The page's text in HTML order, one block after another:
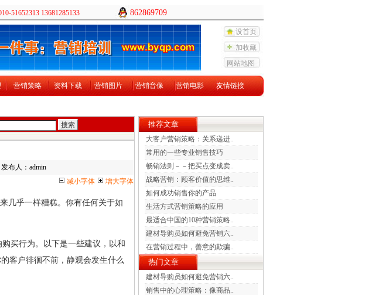
51652313 13681285133 862869709
设首页
加收藏
网站地图
营销策略 资料下载 营销图片 营销音像 营销电影 友情链接
布人：admin
减小字体
增大字体
几乎一样糟糕。你有任何关于如
买行为。以下是一些建议，以和
客户徘徊不前，静观会发生什么
推荐文章
大客户营销策略：关系递进..
常用的一些专业销售技巧
畅销法则－－把买点变成卖..
战略营销：顾客价值的思维..
如何成功销售你的产品
生活方式营销策略的应用
最适合中国的10种营销策略..
建材导购员如何避免营销六..
在营销过程中，善意的欺骗..
热门文章
建材导购员如何避免营销六..
销售中的心理策略：像商品..